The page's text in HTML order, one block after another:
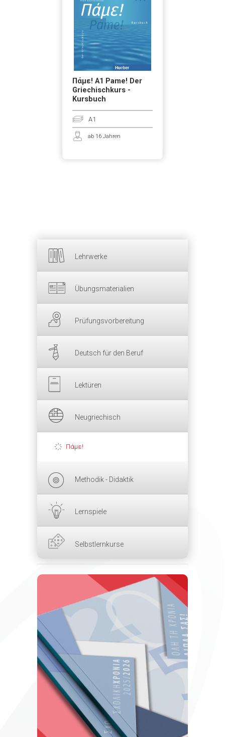
Lehrwerke
Übungsmaterialien
Prüfungsvorbereitung
Deutsch für den Beruf
Lektüren
Neugriechisch
Πάμε!
Methodik - Didaktik
Lernspiele
Selbstlernkurse
Πάμε! A1 Pame! Der
Griechischkurs -
Kursbuch
A1
ab 16 Jahren